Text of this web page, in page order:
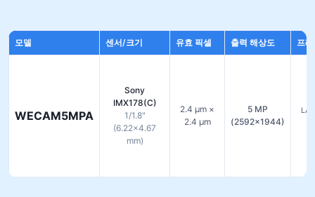
모델 센서/크기 유효 픽셀 출력 해상도 프
WECAM5MPA
Sony
IMX178(C)
1/1.8"
(6.22×4.67
mm)
2.4 µm ×
2.4 µm
5 MP
(2592×1944)